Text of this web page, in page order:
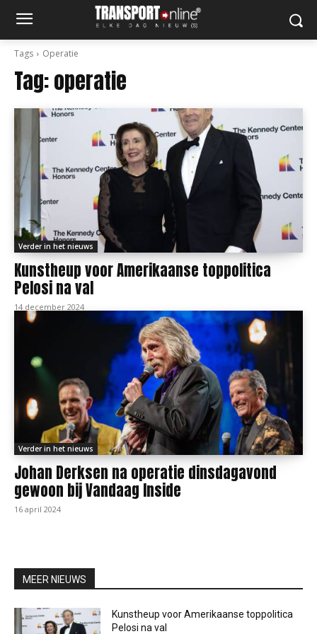
Tags Operatie
Tag:operatie
Verder in het nieuws
Kunstheup voor Amerikaanse toppolitica
Pelosi na val
14 december 2024
Verder in het nieuws
Johan Derksen na operatie dinsdagavond
gewoon bij Vandaag Inside
16 april 2024
MEER NIEUWS
Kunstheup voor Amerikaanse toppolitica
Pelosi na val